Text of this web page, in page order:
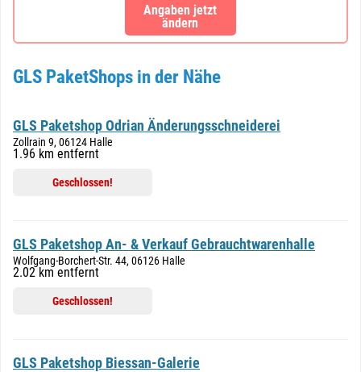
Angaben jetzt
ändern
GLS PaketShops in der Nähe
GLS Paketshop Odrian Änderungsschneiderei
Zollrain 9, 06124 Halle
1.96 km entfernt
Geschlossen!
GLS Paketshop An- & Verkauf Gebrauchtwarenhalle
Wolfgang-Borchert-Str. 44, 06126 Halle
2.02 km entfernt
Geschlossen!
GLS Paketshop Biessan-Galerie